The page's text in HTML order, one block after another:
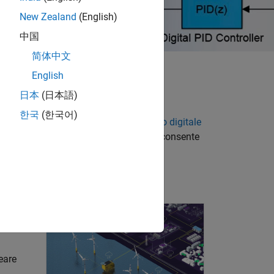
di potenza
analogici e
algoritmi di controllo digitale
stadio di potenza e del controller consente
controller.
Trasformazione della rete elettrica: scopri come Siemens
New Zealand (English)
中国
简体中文
English
日本 (日本語)
한국 (한국어)